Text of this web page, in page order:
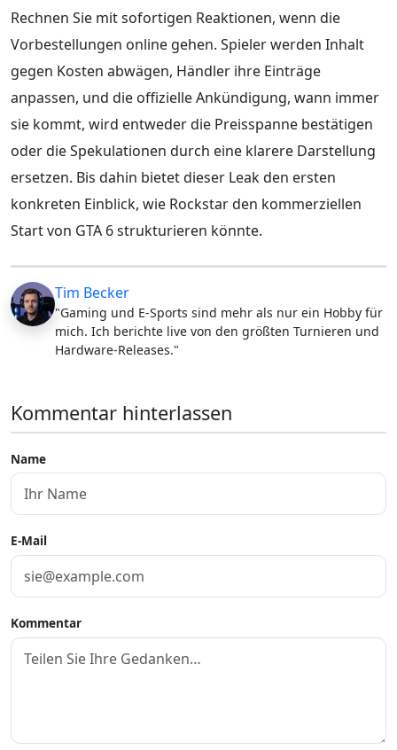
Rechnen Sie mit sofortigen Reaktionen, wenn die
Vorbestellungen online gehen. Spieler werden Inhalt
gegen Kosten abwägen, Händler ihre Einträge
anpassen, und die offizielle Ankündigung, wann immer
sie kommt, wird entweder die Preisspanne bestätigen
oder die Spekulationen durch eine klarere Darstellung
ersetzen. Bis dahin bietet dieser Leak den ersten
konkreten Einblick, wie Rockstar den kommerziellen
Start von GTA 6 strukturieren könnte.
Tim Becker
"Gaming und E-Sports sind mehr als nur ein Hobby für
mich. Ich berichte live von den größten Turnieren und
Hardware-Releases."
Kommentar hinterlassen
Name
E-Mail
Kommentar